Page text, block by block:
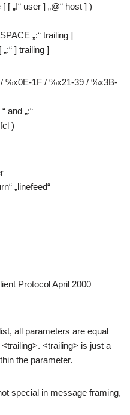
„!“ user ] „@“ host ] )
„:“ trailing ]
] trailing ]
%x0E-1F / %x21-39 / %x3B-
and „:“
)
„linefeed“
Protocol April 2000
all parameters are equal
<trailing> is just a
the parameter.
special in message framing,